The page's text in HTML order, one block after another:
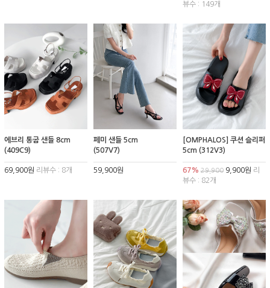
뷰수 : 149개
에브리 통굽 샌들 8cm
(409C9)
69,900원 리뷰수 : 8개
페미 샌들 5cm
(507V7)
59,900원
[OMPHALOS] 쿠션 슬리퍼
5cm (312V3)
67% 29,9009,900원 리
뷰수 : 82개